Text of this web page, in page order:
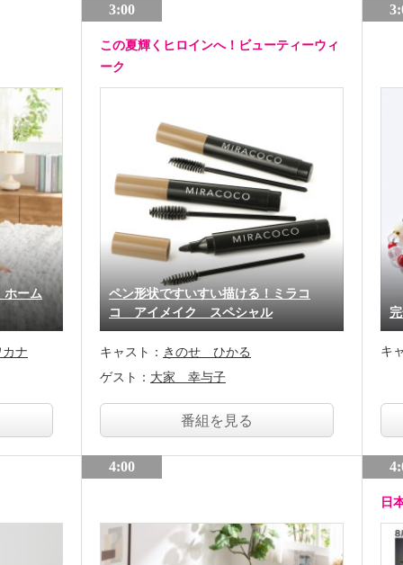
ーム
ナ
3:00
この夏輝くヒロインへ！ビューティーウィ
ーク
ペン形状ですいすい描ける！ミラコ
コ アイメイク スペシャル
キャスト： きのせ ひかる
ゲスト： 大家 幸与子
番組を見る
4:00
キ
日